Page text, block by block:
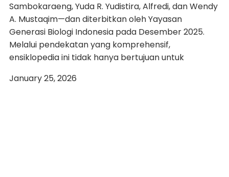
Sambokaraeng, Yuda R. Yudistira, Alfredi, dan Wendy
A. Mustaqim—dan diterbitkan oleh Yayasan
Generasi Biologi Indonesia pada Desember 2025.
Melalui pendekatan yang komprehensif,
ensiklopedia ini tidak hanya bertujuan untuk
January 25, 2026